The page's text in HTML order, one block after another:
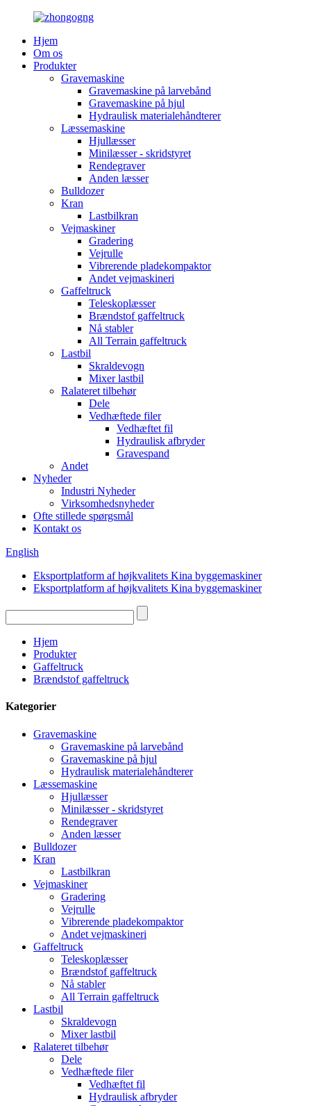
Hjem
Om os
Produkter
Gravemaskine
Gravemaskine på larvebånd
Gravemaskine på hjul
Hydraulisk materialehåndterer
Læssemaskine
Hjullæsser
Minilæsser - skridstyret
Rendegraver
Anden læsser
Bulldozer
Kran
Lastbilkran
Vejmaskiner
Gradering
Vejrulle
Vibrerende pladekompaktor
Andet vejmaskineri
Gaffeltruck
Teleskoplæsser
Brændstof gaffeltruck
Nå stabler
All Terrain gaffeltruck
Lastbil
Skraldevogn
Mixer lastbil
Ralateret tilbehør
Dele
Vedhæftede filer
Vedhæftet fil
Hydraulisk afbryder
Gravespand
Andet
Nyheder
Industri Nyheder
Virksomhedsnyheder
Ofte stillede spørgsmål
Kontakt os
English
Eksportplatform af højkvalitets Kina byggemaskiner
Eksportplatform af højkvalitets Kina byggemaskiner
Hjem
Produkter
Gaffeltruck
Brændstof gaffeltruck
Kategorier
Gravemaskine
Gravemaskine på larvebånd
Gravemaskine på hjul
Hydraulisk materialehåndterer
Læssemaskine
Hjullæsser
Minilæsser - skridstyret
Rendegraver
Anden læsser
Bulldozer
Kran
Lastbilkran
Vejmaskiner
Gradering
Vejrulle
Vibrerende pladekompaktor
Andet vejmaskineri
Gaffeltruck
Teleskoplæsser
Brændstof gaffeltruck
Nå stabler
All Terrain gaffeltruck
Lastbil
Skraldevogn
Mixer lastbil
Ralateret tilbehør
Dele
Vedhæftede filer
Vedhæftet fil
Hydraulisk afbryder